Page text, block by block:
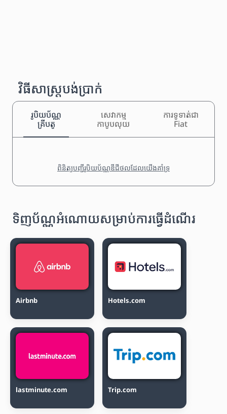
វិធីសាស្រ្តបង់ប្រាក់
រូបិយប័ណ្ណ
គ្រីបតូ
សេវាកម្ម
កាបូបលុយ
ការទូទាត់ជា
Fiat
ពិនិត្យបញ្ជីរូបិយប័ណ្ណឌីជីថលដែលយើងគាំទ្រ
ទិញប័ណ្ណអំណោយសម្រាប់ការធ្វើដំណើរ
Airbnb Hotels.com
lastminute.com Trip.com